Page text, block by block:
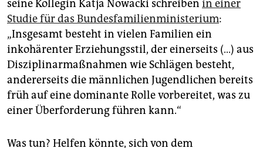
seine Kollegin Katja Nowacki schreiben in einer
Studie für das Bundesfamilienministerium:
„Insgesamt besteht in vielen Familien ein
inkohärenter Erziehungsstil, der einerseits (…) aus
Disziplinarmaßnahmen wie Schlägen besteht,
andererseits die männlichen Jugendlichen bereits
früh auf eine dominante Rolle vorbereitet, was zu
einer Überforderung führen kann.“
Was tun? Helfen könnte, sich von dem